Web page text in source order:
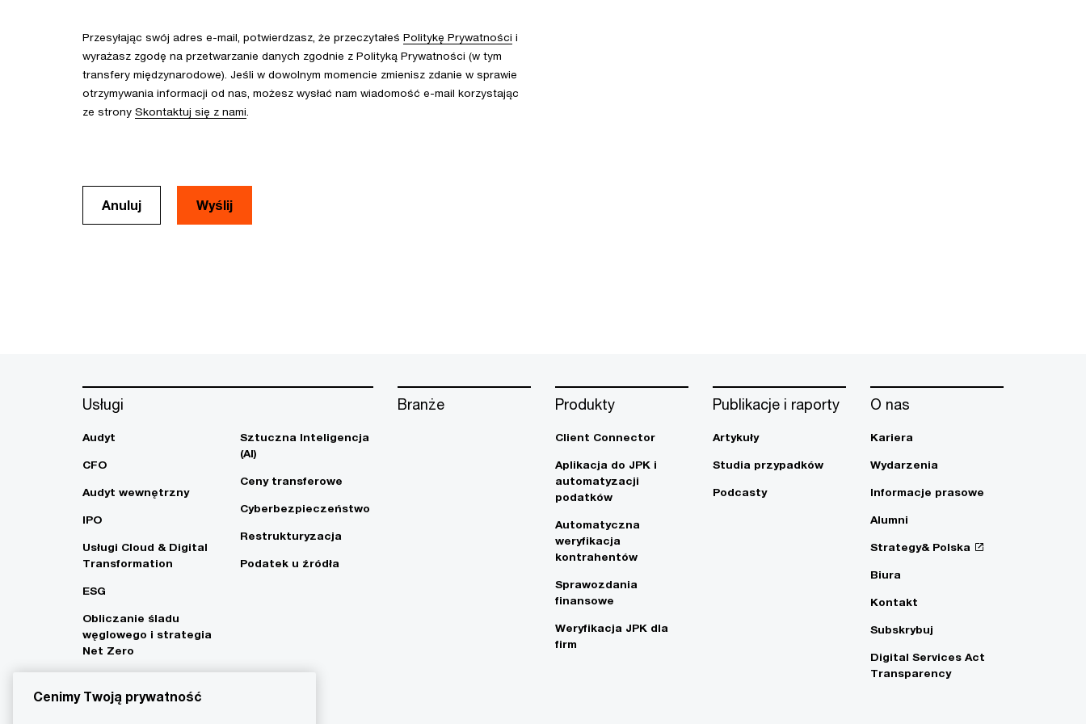
Przesyłając swój adres e-mail, potwierdzasz, że przeczytałeś Politykę Prywatności i
wyrażasz zgodę na przetwarzanie danych zgodnie z Polityką Prywatności (w tym
transfery międzynarodowe). Jeśli w dowolnym momencie zmienisz zdanie w sprawie
otrzymywania informacji od nas, możesz wysłać nam wiadomość e-mail korzystając
ze strony Skontaktuj się z nami
Anuluj
Usługi
Audyt
CFO
Audyt wewnętrzny
IPO
Usługi Cloud & Digital
Transformation
ESG
Obliczanie śladu
węglowego i strategia
Net Zero
Sztuczna Inteligencja
(AI)
Ceny transferowe
Cyberbezpieczeństwo
Restrukturyzacja
Podatek u źródła
Branże Produkty
Client Connector
Aplikacja do JPK i
automatyzacji
podatków
Automatyczna
weryfikacja
kontrahentów
Sprawozdania
finansowe
Weryfikacja JPK dla
firm
Publikacje i raporty
Artykuły
Studia przypadków
Podcasty
O nas
Kariera
Wydarzenia
Informacje prasowe
Alumni
Strategy& Polska
Biura
Kontakt
Subskrybuj
Digital Services Act
Transparency
Cenimy Twoją prywatność